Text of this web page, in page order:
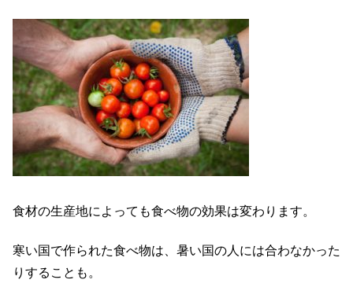
食材の生産地によっても食べ物の効果は変わります。
寒い国で作られた食べ物は、暑い国の人には合わなかった
りすることも。